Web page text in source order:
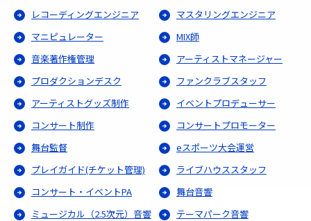
レコーディングエンジニア
マスタリングエンジニア
マニピュレーター
MIX師
音楽著作権管理
アーティストマネージャー
プロダクションデスク
ファンクラブスタッフ
アーティストグッズ制作
イベントプロデューサー
コンサート制作
コンサートプロモーター
舞台監督
eスポーツ大会運営
プレイガイド(チケット管理)
ライブハウススタッフ
コンサート・イベントPA
舞台音響
ミュージカル（2.5次元）音響
テーマパーク音響